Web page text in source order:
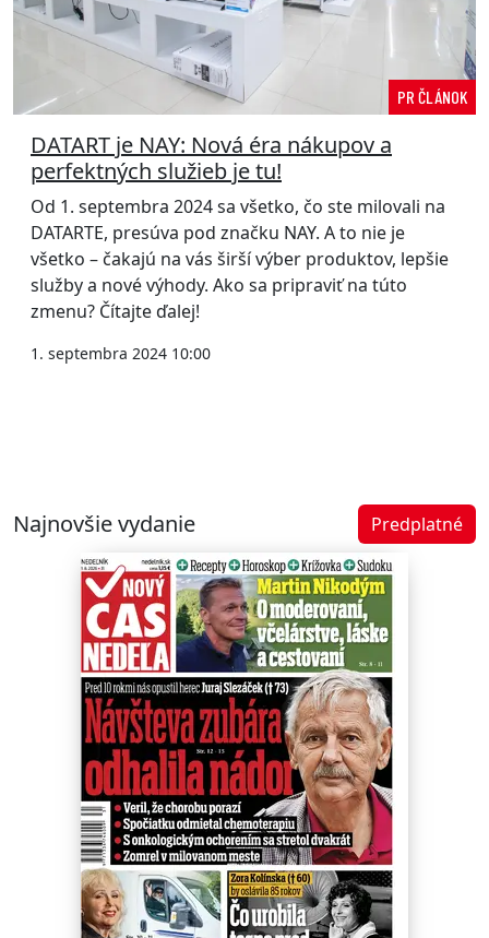
PR ČLÁNOK
DATART je NAY: Nová éra nákupov a
perfektných služieb je tu!
Od 1. septembra 2024 sa všetko, čo ste milovali na
DATARTE, presúva pod značku NAY. A to nie je
všetko – čakajú na vás širší výber produktov, lepšie
služby a nové výhody. Ako sa pripraviť na túto
zmenu? Čítajte ďalej!
1. septembra 2024 10:00
Najnovšie vydanie Predplatné